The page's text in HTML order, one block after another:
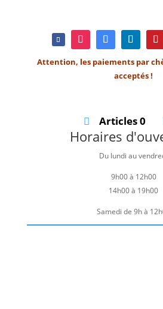
Attention, les paiements par
acceptés !
Articles 0
Horaires
Du lundi au
9h00 à 12h00
14h00 à 19h00
Samedi de 9h à